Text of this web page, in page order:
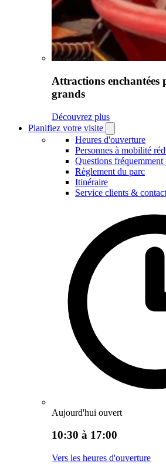
Attractions enchantées
grands
Découvrez plus
Planifiez votre visite
Planifiez
votre
visite
submenu
Heures d'ouverture
Personnes à mobilité
Questions fréquemment
Règlement du parc
Itinéraire
Service clients & contact
Aujourd'hui ouvert
10:30 à 17:00
Vers les heures d'ouverture